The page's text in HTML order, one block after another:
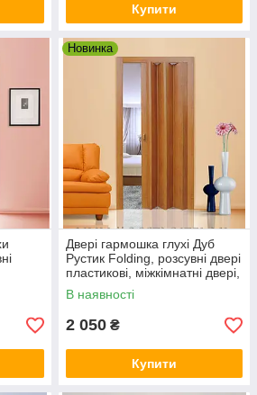
Купити
Новинка
Двері гармошка глухі Дуб
Рустик Folding, розсувні двері
пластикові, міжкімнатні двері,
приховані, складані
В наявності
2 050 ₴
Купити